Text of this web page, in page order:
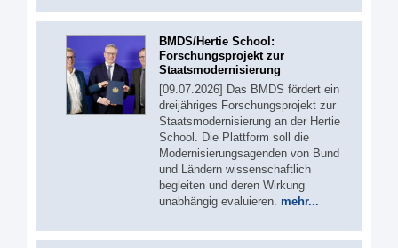
BMDS/Hertie School:
Forschungsprojekt zur
Staatsmodernisierung
[09.07.2026] Das BMDS fördert ein
dreijähriges Forschungsprojekt zur
Staatsmodernisierung an der Hertie
School. Die Plattform soll die
Modernisierungsagenden von Bund
und Ländern wissenschaftlich
begleiten und deren Wirkung
unabhängig evaluieren. mehr...